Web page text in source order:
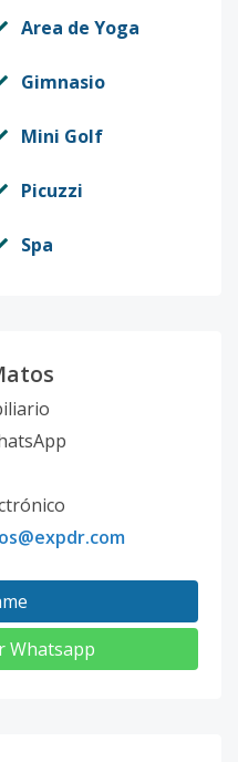
Area de Yoga
Gimnasio
Mini Golf
Picuzzi
Spa
Whatsapp